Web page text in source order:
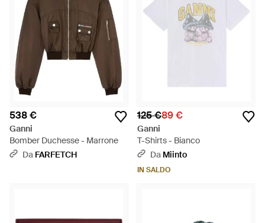
538 €
Ganni
Bomber Duchesse - Marrone
Da FARFETCH
125 €89 €
Ganni
T-Shirts - Bianco
Da Miinto
IN SALDO